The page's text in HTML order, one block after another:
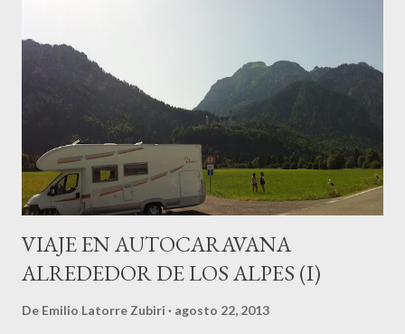
saga de marinos que ostentaron importantes cargos en San
Sebastián y Gipuzkoa durante los siglos XVI y XVII. Miguel
de Oquendo fue quien reedificó la pequeña casa en la que
nació convirtiéndola en un pequeño palacio con el aspecto que
ha llegado hasta nuestros días. Participó con 14 navíos en la
conoci...
VIAJE EN AUTOCARAVANA
ALREDEDOR DE LOS ALPES (I)
De Emilio Latorre Zubiri agosto 22, 2013